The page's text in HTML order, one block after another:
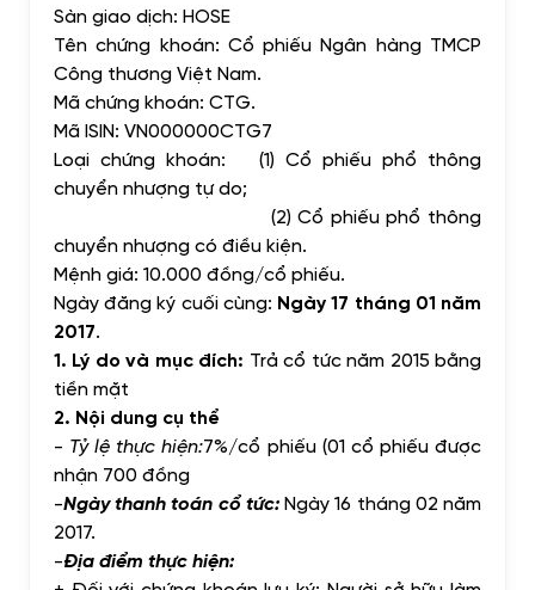
Sàn giao dịch: HOSE
Tên chứng khoán: Cổ phiếu Ngân hàng TMCP
Công thương Việt Nam.
Mã chứng khoán: CTG.
Mã ISIN: VN000000CTG7
Loại chứng khoán: (1) Cổ phiếu phổ thông
chuyển nhượng tự do;
(2) Cổ phiếu phổ thông
chuyển nhượng có điều kiện.
Mệnh giá: 10.000 đồng/cổ phiếu.
Ngày đăng ký cuối cùng: Ngày 17 tháng 01 năm
2017.
1. Lý do và mục đích: Trả cổ tức năm 2015 bằng
tiền mặt
2. Nội dung cụ thể
- Tỷ lệ thực hiện:7%/cổ phiếu (01 cổ phiếu được
nhận 700 đồng
-Ngày thanh toán cổ tức:Ngày 16 tháng 02 năm
2017.
-Địa điểm thực hiện: